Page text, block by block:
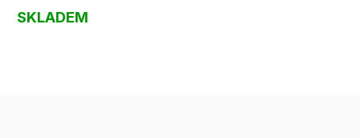
SKLADEM